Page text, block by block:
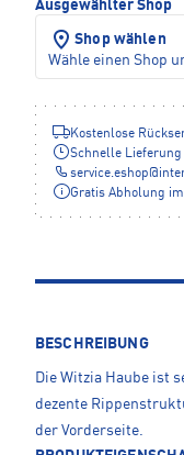
Ausgewählter Shop
Shop wählen
Wähle einen Shop
Kostenlose
Schnelle Lieferung
service.eshop@
Gratis Abholung
BESCHREIBUNG
Die Witzia Haube ist
dezente
der Vorderseite.